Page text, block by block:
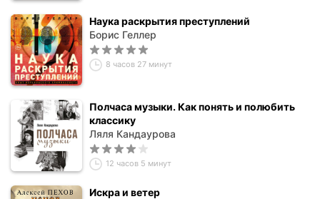
Наука раскрытия преступлений
Борис Геллер
8 часов 27 минут
Полчаса музыки. Как понять и полюбить
классику
Ляля Кандаурова
12 часов 5 минут
Искра и ветер